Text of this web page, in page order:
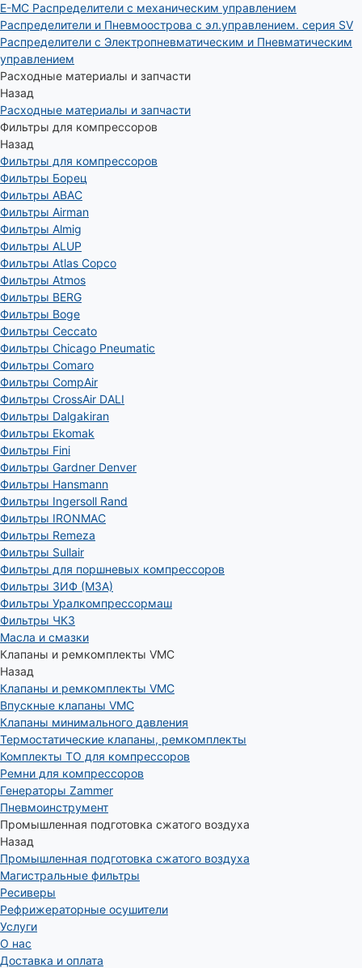
E-MC Распределители с механическим управлением
Распределители и Пневмоострова с эл.управлением. серия SV
Распределители с Электропневматическим и Пневматическим
управлением
Расходные материалы и запчасти
Назад
Расходные материалы и запчасти
Фильтры для компрессоров
Назад
Фильтры для компрессоров
Фильтры Борец
Фильтры ABAC
Фильтры Airman
Фильтры Almig
Фильтры ALUP
Фильтры Atlas Copco
Фильтры Atmos
Фильтры BERG
Фильтры Boge
Фильтры Ceccato
Фильтры Chicago Pneumatic
Фильтры Comaro
Фильтры CompAir
Фильтры CrossAir DALI
Фильтры Dalgakiran
Фильтры Ekomak
Фильтры Fini
Фильтры Gardner Denver
Фильтры Hansmann
Фильтры Ingersoll Rand
Фильтры IRONMAC
Фильтры Remeza
Фильтры Sullair
Фильтры для поршневых компрессоров
Фильтры ЗИФ (МЗА)
Фильтры Уралкомпрессормаш
Фильтры ЧКЗ
Масла и смазки
Клапаны и ремкомплекты VMC
Назад
Клапаны и ремкомплекты VMC
Впускные клапаны VMC
Клапаны минимального давления
Термостатические клапаны, ремкомплекты
Комплекты ТО для компрессоров
Ремни для компрессоров
Генераторы Zammer
Пневмоинструмент
Промышленная подготовка сжатого воздуха
Назад
Промышленная подготовка сжатого воздуха
Магистральные фильтры
Ресиверы
Рефрижераторные осушители
Услуги
О нас
Доставка и оплата